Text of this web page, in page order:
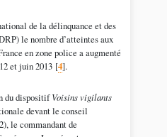
le nombre d’atteintes aux
en zone police a augmenté
et juin 2013 [4].
du dispositifVoisins vigilants
devant le conseil
le commandant de